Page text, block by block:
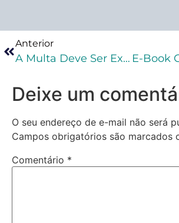
Anterior
A Multa Deve Ser Executada Exclusivamente Pelo Ministério Público?
Deixe um
O seu endereço de e-mail não será
Campos obrigatórios são marcados
Comentário *